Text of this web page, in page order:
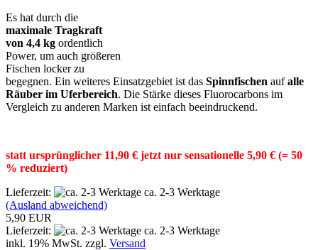
Es hat durch die
maximale Tragkraft
von 4,4 kg ordentlich
Power, um auch größeren
Fischen locker zu
begegnen. Ein weiteres Einsatzgebiet ist das Spinnfischen aufalle
Räuber im Uferbereich. Die Stärke dieses Fluorocarbons im
Vergleich zu anderen Marken ist einfach beeindruckend.
statt ursprünglicher 11,90 € jetzt nur sensationelle 5,90 € (= 50
% reduziert)
Lieferzeit:
ca. 2-3 Werktage
(Ausland abweichend)
5,90 EUR
Lieferzeit:
ca. 2-3 Werktage
inkl. 19% MwSt. zzgl. Versand